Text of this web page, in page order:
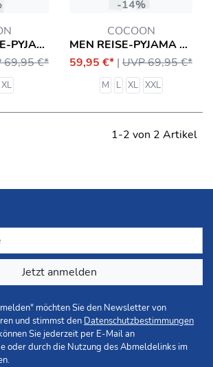
WOMEN REISE-PYJAMA MIT INSEKTENSCHUTZ EQUIPMENT
69,95 €*
XL
-14%
COCOON
MEN REISE-PYJAMA MIT INSEKTENSCHUTZ EQUIPMENT
59,95 €* | UVP 69,95 €*
M L XL XXL
1-2 von 2 Artikel
Jetzt anmelden
möchten Sie den Newsletter von
und stimmst den Datenschutzbestimmungen
Sie jederzeit per E-Mail an
oder durch die Nutzung des Abmeldelinks im